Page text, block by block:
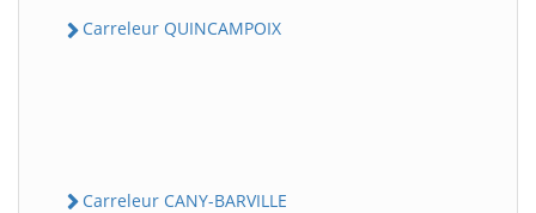
Carreleur QUINCAMPOIX
Carreleur CANY-BARVILLE